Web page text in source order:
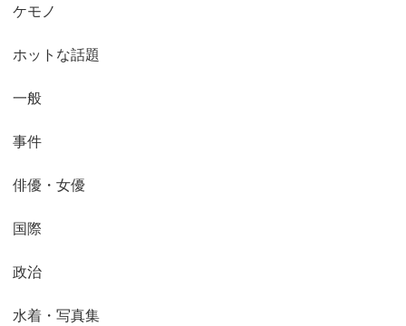
ケモノ
ホットな話題
一般
事件
俳優・女優
国際
政治
水着・写真集